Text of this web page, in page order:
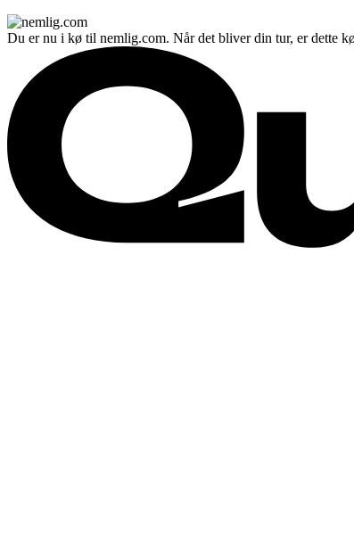
Du er nu i kø til nemlig.com. Når det bliver din tur, er dette